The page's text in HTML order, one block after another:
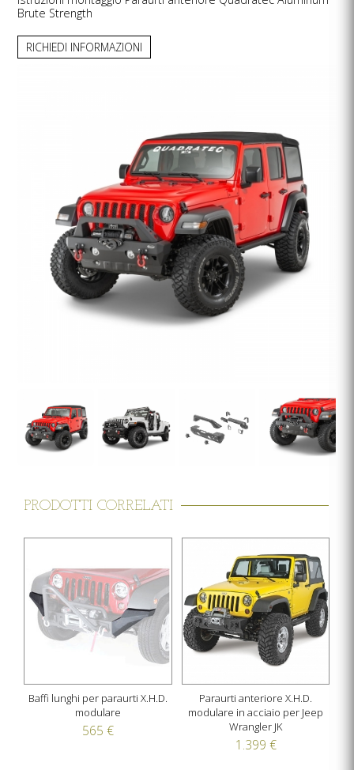
Brute Strength
RICHIEDI INFORMAZIONI
PRODOTTI CORRELATI
Baffi lunghi per paraurti X.H.D.
modulare
565 €
Paraurti anteriore X.H.D.
modulare in acciaio per Jeep
Wrangler JK
1.399 €